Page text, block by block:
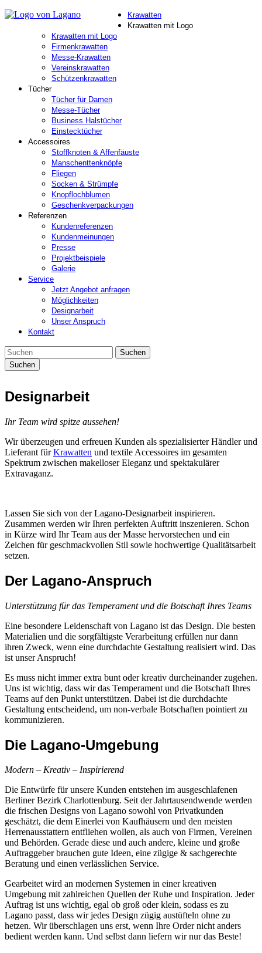
Krawatten & Herren-Accessoires
Krawatten
Krawatten mit Logo
Krawatten mit Logo
Firmenkrawatten
Messe-Krawatten
Vereinskrawatten
Schützenkrawatten
Tücher
Tücher für Damen
Messe-Tücher
Business Halstücher
Einstecktücher
Accessoires
Stoffknoten & Affenfäuste
Manschenttenknöpfe
Fliegen
Socken & Strümpfe
Knopflochblumen
Geschenkverpackungen
Referenzen
Kundenreferenzen
Kundenmeinungen
Presse
Projektbeispiele
Galerie
Service
Jetzt Angebot anfragen
Möglichkeiten
Designarbeit
Unser Anspruch
Kontakt
Suchen
Designarbeit
Ihr Team wird spitze aussehen!
Wir überzeugen und erfreuen Kunden als spezialisierter Händler und
Lieferant fürKrawatten und textile Accessoires im gesamten
Spektrum zwischen makelloser Eleganz und spektakulärer
Extravaganz.
Lassen Sie sich von der Lagano-Designarbeit inspirieren.
Zusammen werden wir Ihren perfekten Auftritt inszenieren. Schon
in Kürze wird Ihr Team aus der Masse hervorstechen und ein
Zeichen für geschmackvollen Stil sowie hochwertige Qualitätsarbeit
setzen.
Der Lagano-Anspruch
Unterstützung für das Temperament und die Botschaft Ihres Teams
Eine besondere Leidenschaft von Lagano ist das Design. Die besten
Materialien und die sorgfältigste Verarbeitung erfüllen nur dann
ihren Zweck, wenn eine durchdachte Gestaltung realisiert wird. Das
ist unser Anspruch!
Es muss nicht immer extra bunt oder kreativ durcheinander zugehen.
Uns ist wichtig, dass wir das Temperament und die Botschaft Ihres
Teams auf den Punkt unterstützen. Dabei ist die durchdachte
Gestaltung entscheidend, um non-verbale Botschaften pointiert zu
kommunizieren.
Die Lagano-Umgebung
Modern – Kreativ – Inspirierend
Die Entwürfe für unsere Kunden entstehen im ausgeschlafenen
Berliner Bezirk Charlottenburg. Seit der Jahrtausendwende werden
die frischen Designs von Lagano sowohl von Privatkunden
geschätzt, die dem Einerlei von Kaufhäusern und den meisten
Herrenausstattern entfliehen wollen, als auch von Firmen, Vereinen
und Behörden. Gerade diese und auch andere, kleine und große
Auftraggeber brauchen gute Ideen, eine zügige & sachgerechte
Beratung und einen verlässlichen Service.
Gearbeitet wird an modernen Systemen in einer kreativen
Umgebung mit zahlreichen Quellen der Ruhe und Inspiration. Jeder
Auftrag ist uns wichtig, egal ob groß oder klein, sodass es zu
Lagano passt, dass wir jedes Design zügig austüfteln ohne zu
hetzen. Wir überschlagen uns erst, wenn Ihre Order nicht anders
bedient werden kann. Und selbst dann liefern wir nur das Beste!